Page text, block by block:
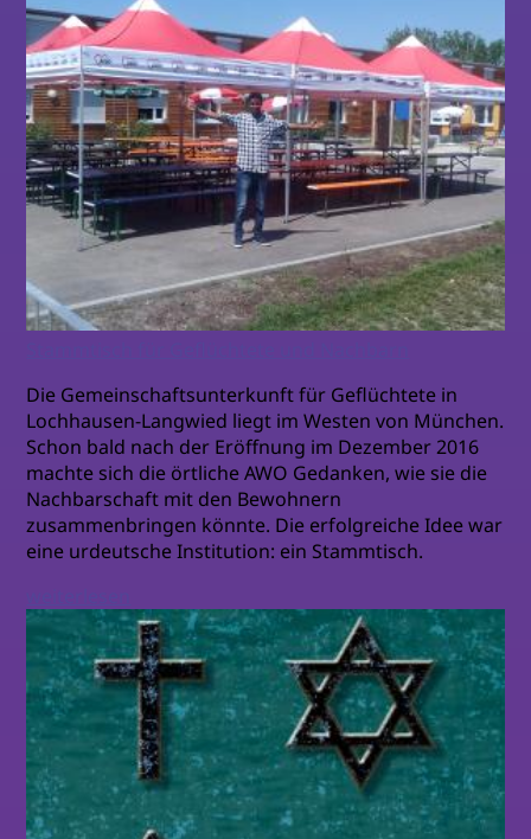
Die Gemeinschaftsunterkunft für Geflüchtete in
Lochhausen-Langwied liegt im Westen von München.
Schon bald nach der Eröffnung im Dezember 2016
machte sich die örtliche AWO Gedanken, wie sie die
Nachbarschaft mit den Bewohnern
zusammenbringen könnte. Die erfolgreiche Idee war
eine urdeutsche Institution: ein Stammtisch.